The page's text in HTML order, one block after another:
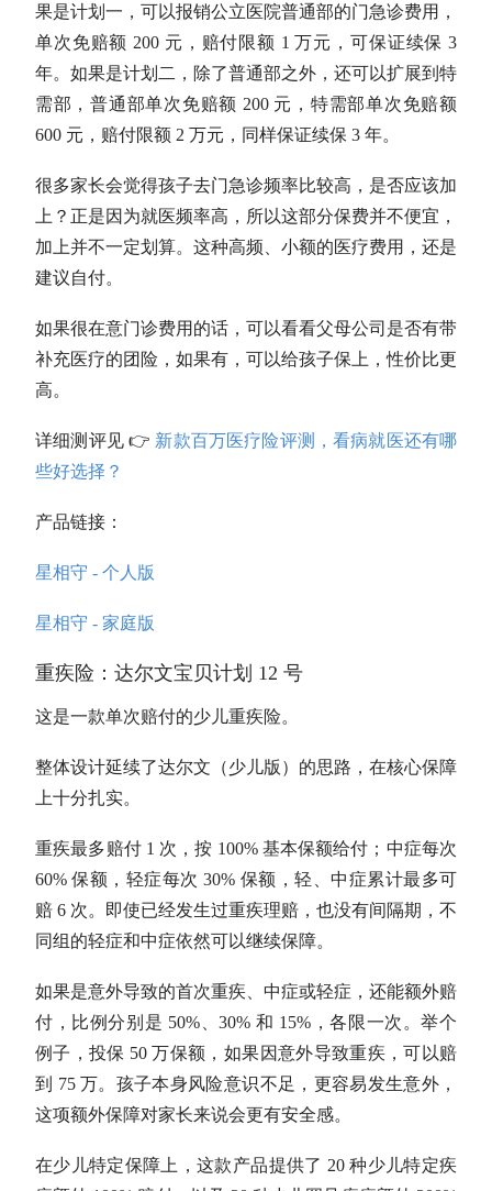
果是计划一，可以报销公立医院普通部的门急诊费用，
单次免赔额 200 元，赔付限额 1 万元，可保证续保 3
年。如果是计划二，除了普通部之外，还可以扩展到特
需部，普通部单次免赔额 200 元，特需部单次免赔额
600 元，赔付限额 2 万元，同样保证续保 3 年。
很多家长会觉得孩子去门急诊频率比较高，是否应该加
上？正是因为就医频率高，所以这部分保费并不便宜，
加上并不一定划算。这种高频、小额的医疗费用，还是
建议自付。
如果很在意门诊费用的话，可以看看父母公司是否有带
补充医疗的团险，如果有，可以给孩子保上，性价比更
高。
详细测评见 👉 新款百万医疗险评测，看病就医还有哪
些好选择？
产品链接：
星相守 - 个人版
星相守 - 家庭版
重疾险：达尔文宝贝计划 12 号
这是一款单次赔付的少儿重疾险。
整体设计延续了达尔文（少儿版）的思路，在核心保障
上十分扎实。
重疾最多赔付 1 次，按 100% 基本保额给付；中症每次
60% 保额，轻症每次 30% 保额，轻、中症累计最多可
赔 6 次。即使已经发生过重疾理赔，也没有间隔期，不
同组的轻症和中症依然可以继续保障。
如果是意外导致的首次重疾、中症或轻症，还能额外赔
付，比例分别是 50%、30% 和 15%，各限一次。举个
例子，投保 50 万保额，如果因意外导致重疾，可以赔
到 75 万。孩子本身风险意识不足，更容易发生意外，
这项额外保障对家长来说会更有安全感。
在少儿特定保障上，这款产品提供了 20 种少儿特定疾